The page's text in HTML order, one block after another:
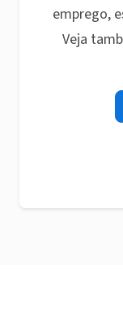
emprego,
Veja